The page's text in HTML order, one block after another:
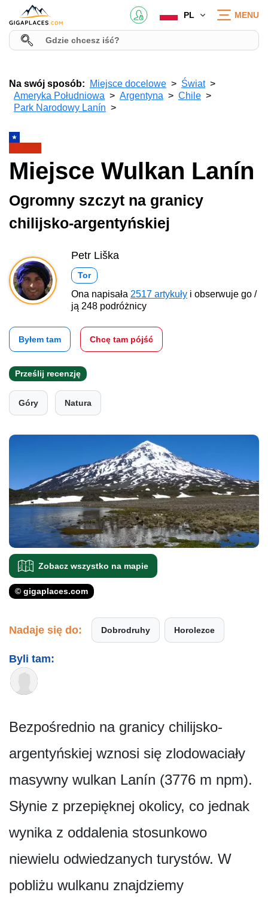
PL MENU
Na swój sposób: Miejsce docelowe
Świat
Ameryka Południowa
Argentyna
Chile
Park Narodowy Lanín
Miejsce Wulkan Lanín
Ogromny szczyt na granicy
chilijsko-argentyńskiej
Petr Liška
Tor
Ona napisała 2517 artykuły i obserwuje go /
ją 248 podróżnicy
Byłem tam Chcę tam pójść
Prześlij recenzję
Góry Natura
Zobacz wszystko na mapie
© gigaplaces.com
Nadaje się do: Dobrodruhy Horolezce
Byli tam:
Bezpośrednio na granicy chilijsko-
argentyńskiej wznosi się zlodowaciały
masywny wulkan Lanín (3776 m npm).
Słynie z przepięknej okolicy, co jednak
wynika z oddalenia stosunkowo
niewielu odwiedzanych turystów. W
pobliżu wulkanu znajdziemy